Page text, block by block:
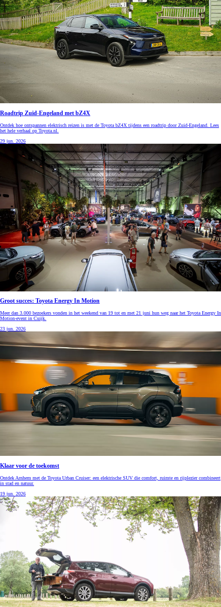
Roadtrip Zuid-Engeland met bZ4X
Ontdek hoe ontspannen elektrisch reizen is met de Toyota bZ4X tijdens een roadtrip door Zuid-Engeland. Lees
het hele verhaal op Toyota.nl.
29 jun. 2026
Groot succes: Toyota Energy In Motion
Meer dan 3.000 bezoekers vonden in het weekend van 19 tot en met 21 juni hun weg naar het Toyota Energy In
Motion-event in Cuijk.
23 jun. 2026
Klaar voor de toekomst
Ontdek Arnhem met de Toyota Urban Cruiser: een elektrische SUV die comfort, ruimte en rijplezier combineert
in stad en natuur.
19 jun. 2026